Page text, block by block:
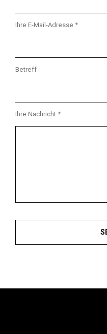
Ihre E-Mail-Adresse *
Betreff
Ihre Nachricht *